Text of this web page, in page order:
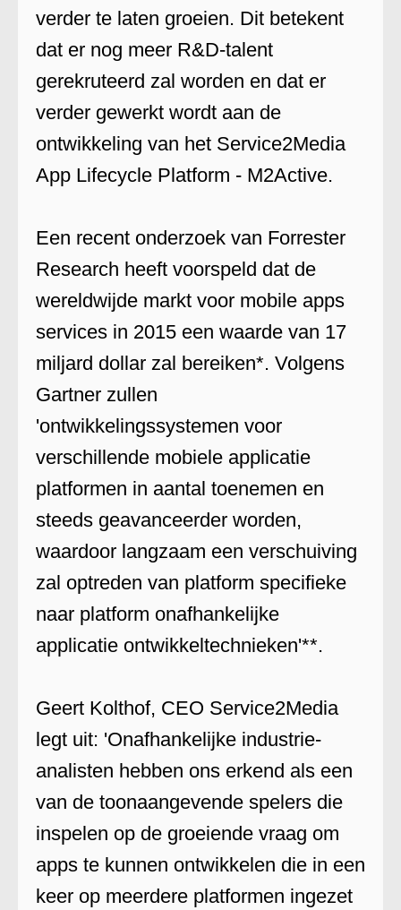
verder te laten groeien. Dit betekent
dat er nog meer R&D-talent
gerekruteerd zal worden en dat er
verder gewerkt wordt aan de
ontwikkeling van het Service2Media
App Lifecycle Platform - M2Active.
Een recent onderzoek van Forrester
Research heeft voorspeld dat de
wereldwijde markt voor mobile apps
services in 2015 een waarde van 17
miljard dollar zal bereiken*. Volgens
Gartner zullen
'ontwikkelingssystemen voor
verschillende mobiele applicatie
platformen in aantal toenemen en
steeds geavanceerder worden,
waardoor langzaam een verschuiving
zal optreden van platform specifieke
naar platform onafhankelijke
applicatie ontwikkeltechnieken'**.
Geert Kolthof, CEO Service2Media
legt uit: 'Onafhankelijke industrie-
analisten hebben ons erkend als een
van de toonaangevende spelers die
inspelen op de groeiende vraag om
apps te kunnen ontwikkelen die in een
keer op meerdere platformen ingezet